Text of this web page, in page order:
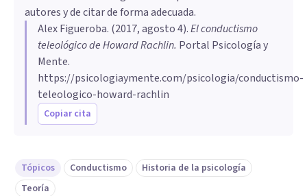
autores y de citar de forma adecuada.
Alex Figueroba. (2017, agosto 4).El conductismo
teleológico de Howard Rachlin. Portal Psicología y
Mente.
https://psicologiaymente.com/psicologia/conductismo-
teleologico-howard-rachlin
Copiar cita
Tópicos Conductismo
Historia de la psicología
Teoría